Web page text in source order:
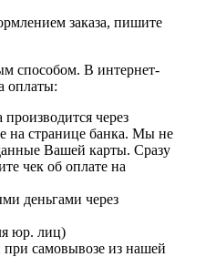
заказа, пишите
способом. В интернет-
оплаты:
через
на странице банка. Мы не
Вашей карты. Сразу
чек об оплате на
деньгами через
юр. лиц)
самовывозе из нашей